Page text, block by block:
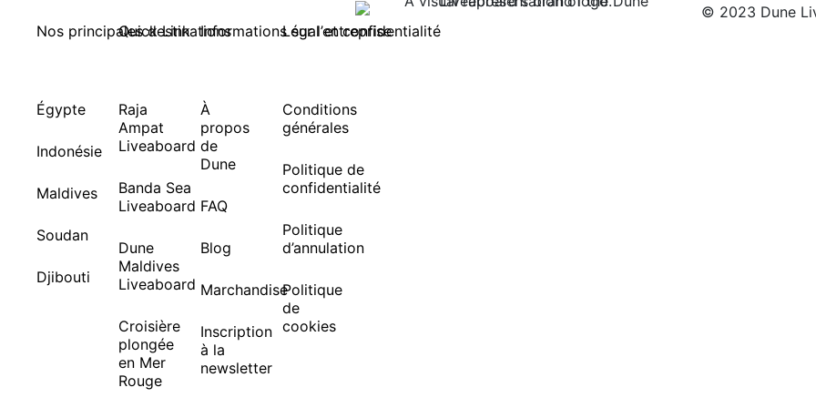
Nos principales destinations
Égypte
Indonésie
Maldives
Soudan
Djibouti
Quick Link
Raja
Ampat
Liveaboard
Banda Sea
Liveaboard
Dune
Maldives
Liveaboard
Croisière
plongée
en Mer
Rouge
Informations sur l’entreprise
À
propos
de
Dune
FAQ
Blog
Marchandise
Inscription
à la
newsletter
Légal et confidentialité
Conditions
générales
Politique de
confidentialité
Politique
d’annulation
Politique
de
cookies
© 2023 Dune